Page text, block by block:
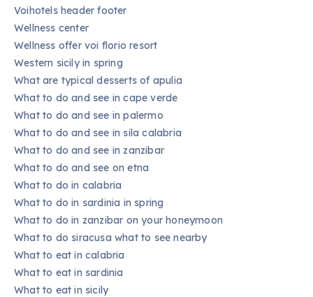
Voihotels header footer
Wellness center
Wellness offer voi florio resort
Western sicily in spring
What are typical desserts of apulia
What to do and see in cape verde
What to do and see in palermo
What to do and see in sila calabria
What to do and see in zanzibar
What to do and see on etna
What to do in calabria
What to do in sardinia in spring
What to do in zanzibar on your honeymoon
What to do siracusa what to see nearby
What to eat in calabria
What to eat in sardinia
What to eat in sicily